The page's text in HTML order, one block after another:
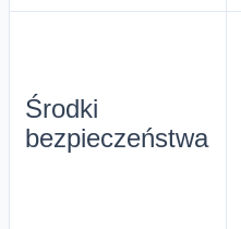
Środki
bezpieczeństwa